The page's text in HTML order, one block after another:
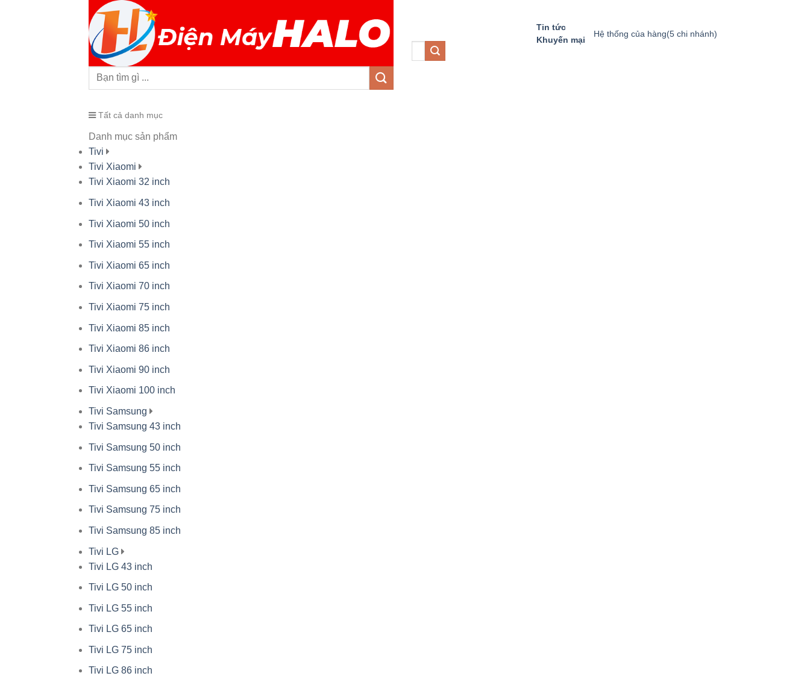
Tin tức
Khuyến mại
Hệ thống của hàng(5 chi nhánh)
Tất cả danh mục
Danh mục sản phẩm
Tivi
Tivi Xiaomi
Tivi Xiaomi 32 inch
Tivi Xiaomi 43 inch
Tivi Xiaomi 50 inch
Tivi Xiaomi 55 inch
Tivi Xiaomi 65 inch
Tivi Xiaomi 70 inch
Tivi Xiaomi 75 inch
Tivi Xiaomi 85 inch
Tivi Xiaomi 86 inch
Tivi Xiaomi 90 inch
Tivi Xiaomi 100 inch
Tivi Samsung
Tivi Samsung 43 inch
Tivi Samsung 50 inch
Tivi Samsung 55 inch
Tivi Samsung 65 inch
Tivi Samsung 75 inch
Tivi Samsung 85 inch
Tivi LG
Tivi LG 43 inch
Tivi LG 50 inch
Tivi LG 55 inch
Tivi LG 65 inch
Tivi LG 75 inch
Tivi LG 86 inch